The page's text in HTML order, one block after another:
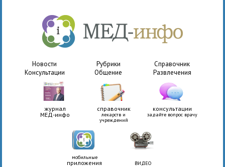
Новости Рубрики
Справочник
Консультации
Общение Развлечения
журнал
МЕД-инфо
справочник
лекарств и
учреждений
консультации
задайте вопрос врачу
мобильные
приложения ВИДЕО